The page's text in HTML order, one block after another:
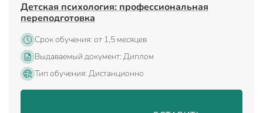
Детская психология: профессиональная
переподготовка
Срок обучения: от 1,5 месяцев
Выдаваемый документ: Диплом
Тип обучения: Дистанционно